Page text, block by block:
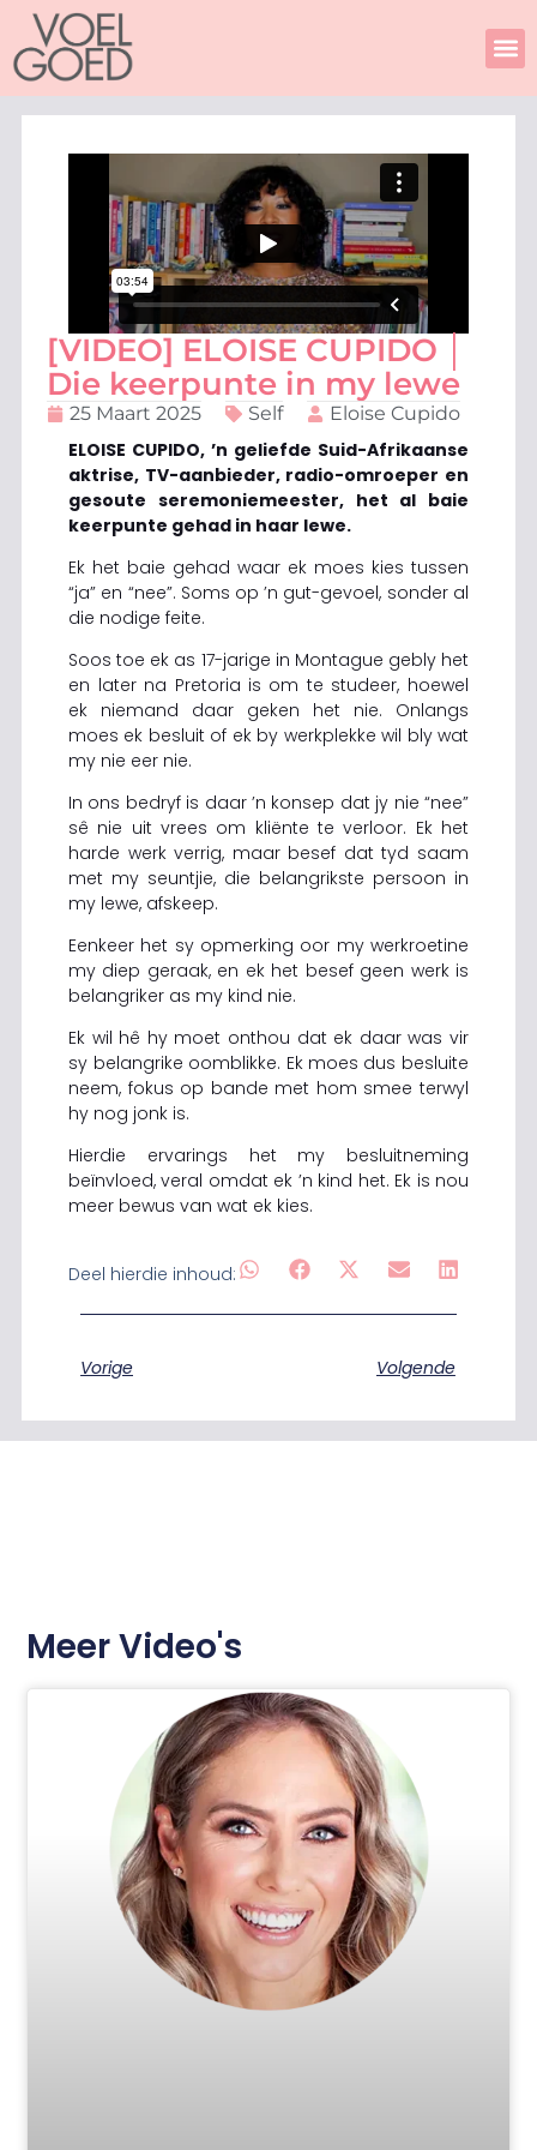
Skip
content
[VIDEO] ELOISE CUPIDO │
Die keerpunte in my lewe
25 Maart 2025 Self Eloise Cupido
ELOISE CUPIDO, ’n geliefde Suid-Afrikaanse
aktrise, TV-aanbieder, radio-omroeper en
gesoute seremoniemeester, het al baie
keerpunte gehad in haar lewe.
Ek het baie gehad waar ek moes kies tussen
“ja” en “nee”. Soms op ’n gut-gevoel, sonder al
die nodige feite.
Soos toe ek as 17-jarige in Montague gebly het
en later na Pretoria is om te studeer, hoewel
ek niemand daar geken het nie. Onlangs
moes ek besluit of ek by werkplekke wil bly wat
my nie eer nie.
In ons bedryf is daar ’n konsep dat jy nie “nee”
sê nie uit vrees om kliënte te verloor. Ek het
harde werk verrig, maar besef dat tyd saam
met my seuntjie, die belangrikste persoon in
my lewe, afskeep.
Eenkeer het sy opmerking oor my werkroetine
my diep geraak, en ek het besef geen werk is
belangriker as my kind nie.
Ek wil hê hy moet onthou dat ek daar was vir
sy belangrike oomblikke. Ek moes dus besluite
neem, fokus op bande met hom smee terwyl
hy nog jonk is.
Hierdie ervarings het my besluitneming
beïnvloed, veral omdat ek ’n kind het. Ek is nou
meer bewus van wat ek kies.
Deel hierdie inhoud:
Vorige Volgende
Meer Video's